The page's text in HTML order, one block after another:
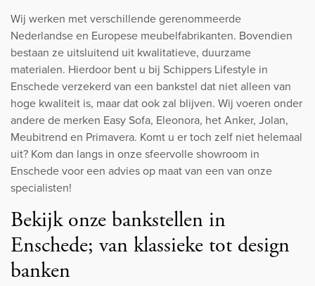
Wij werken met verschillende gerenommeerde
Nederlandse en Europese meubelfabrikanten. Bovendien
bestaan ze uitsluitend uit kwalitatieve, duurzame
materialen. Hierdoor bent u bij Schippers Lifestyle in
Enschede verzekerd van een bankstel dat niet alleen van
hoge kwaliteit is, maar dat ook zal blijven. Wij voeren onder
andere de merken Easy Sofa, Eleonora, het Anker, Jolan,
Meubitrend en Primavera. Komt u er toch zelf niet helemaal
uit? Kom dan langs in onze sfeervolle showroom in
Enschede voor een advies op maat van een van onze
specialisten!
Bekijk onze bankstellen in
Enschede; van klassieke tot design
banken